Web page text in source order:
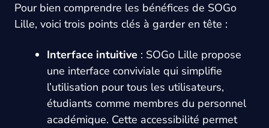
Pour bien comprendre les bénéfices de SOGo
Lille, voici trois points clés à garder en tête :
Interface intuitive : SOGo Lille propose
une interface conviviale qui simplifie
l’utilisation pour tous les utilisateurs,
étudiants comme membres du personnel
académique. Cette accessibilité permet